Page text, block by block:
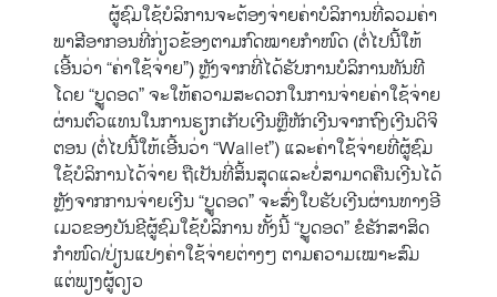
ຜູ້ຊົມໃຊ້ບໍລິການຈະຕ້ອງຈ່າຍຄ່າບໍລິການທີ່ລວມຄ່າ
ພາສີອາກອນທີ່ກ່ຽວຂ້ອງຕາມກົດໝາຍກຳໜົດ (ຕໍ່ໄປນີ້ໃຫ້
ເອີ້ນວ່າ “ຄ່າໃຊ້ຈ່າຍ”) ຫຼັງຈາກທີ່ໄດ້ຮັບການບໍລິການທັນທີ
ໂດຍ “ບຼູດອດ” ຈະໃຫ້ຄວາມສະດວກໃນການຈ່າຍຄ່າໃຊ້ຈ່າຍ
ຜ່ານຕົວແທນໃນການຮຽກເກັບເງີນຫຼືຫັກເງີນຈາກຖົງເງີນດິຈິ
ຕອນ (ຕໍ່ໄປນີ້ໃຫ້ເອີ້ນວ່າ “Wallet”) ແລະຄ່າໃຊ້ຈ່າຍທີ່ຜູ້ຊົມ
ໃຊ້ບໍລິການໄດ້ຈ່າຍ ຖືເປັນທີ່ສິ້ນສຸດແລະບໍ່ສາມາດຄືນເງີນໄດ້
ຫຼັງຈາກການຈ່າຍເງີນ “ບຼູດອດ” ຈະສົ່ງໃບຮັບເງີນຜ່ານທາງອີ
ເມວຂອງບັນຊີຜູ້ຊົມໃຊ້ບໍລິການ ທັ້ງນີ້ “ບຼູດອດ” ຂໍຮັກສາສິດ
ກໍາໜົດ/ປ່ຽນແປງຄ່າໃຊ້ຈ່າຍຕ່າງໆ ຕາມຄວາມເໝາະສົມ
ແຕ່ພຽງຜູ້ດຽວ